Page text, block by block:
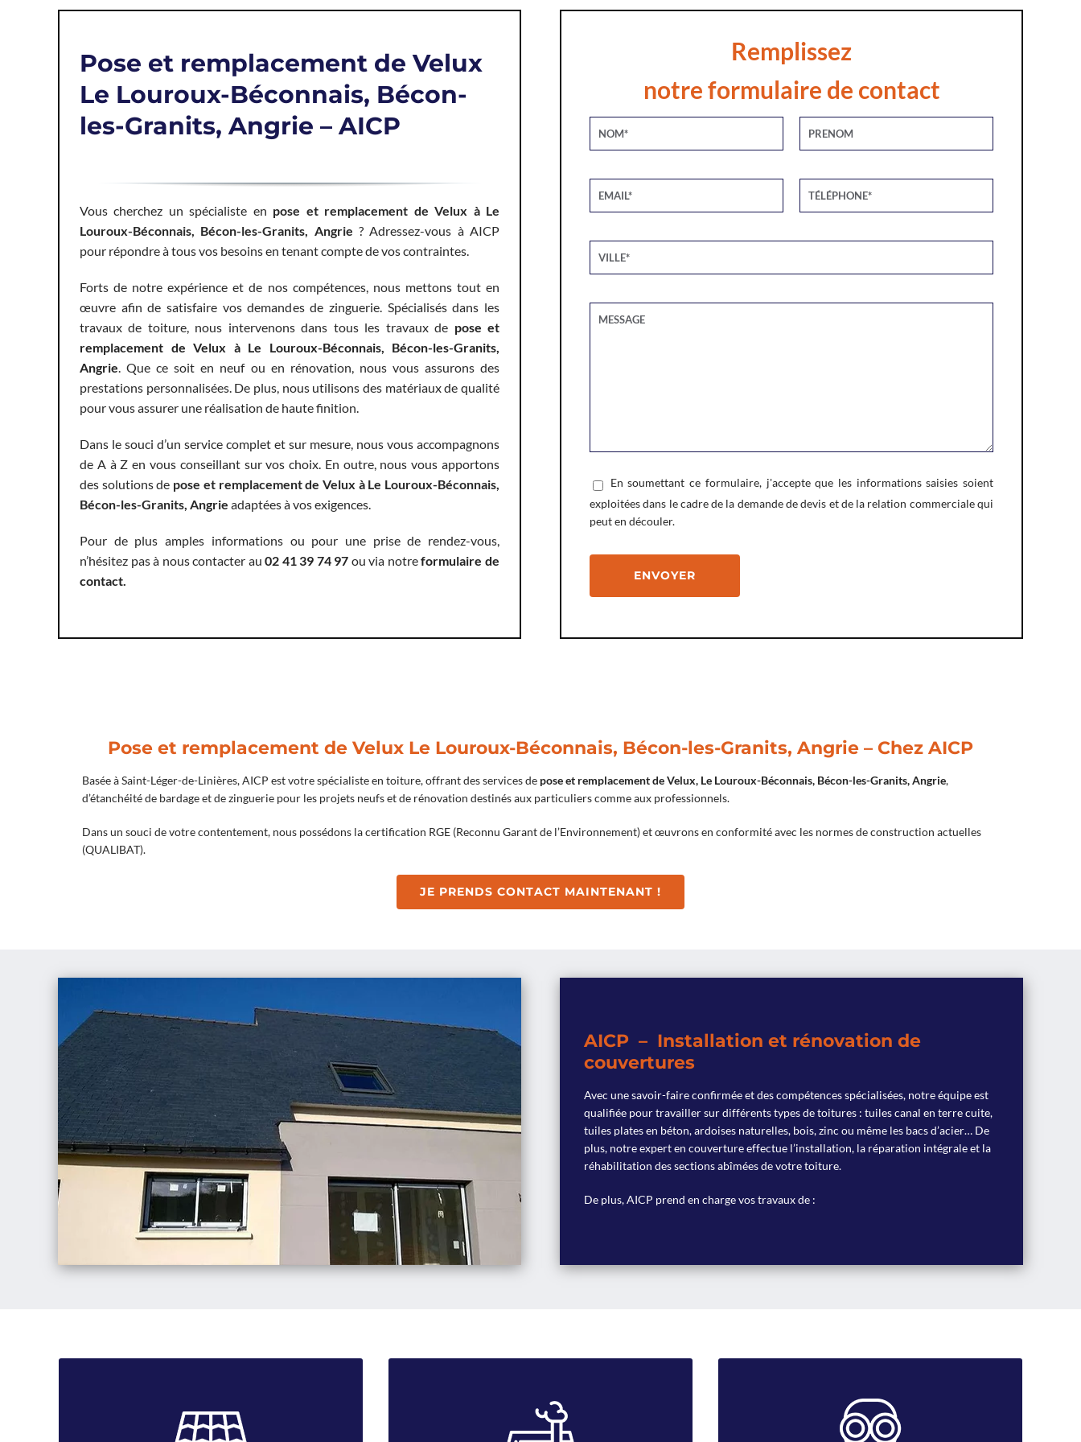
Pose et remplacement de Velux
Le Louroux-Béconnais, Bécon-
les-Granits, Angrie – AICP
Vous cherchez un spécialiste en pose et remplacement de Velux à Le
Louroux-Béconnais, Bécon-les-Granits, Angrie ? Adressez-vous à AICP
pour répondre à tous vos besoins en tenant compte de vos contraintes.
Forts de notre expérience et de nos compétences, nous mettons tout en
œuvre afin de satisfaire vos demandes de zinguerie. Spécialisés dans les
travaux de toiture, nous intervenons dans tous les travaux de pose et
remplacement de Velux à Le Louroux-Béconnais, Bécon-les-Granits,
Angrie. Que ce soit en neuf ou en rénovation, nous vous assurons des
prestations personnalisées. De plus, nous utilisons des matériaux de qualité
pour vous assurer une réalisation de haute finition.
Dans le souci d’un service complet et sur mesure, nous vous accompagnons
de A à Z en vous conseillant sur vos choix. En outre, nous vous apportons
des solutions de pose et remplacement de Velux à Le Louroux-Béconnais,
Bécon-les-Granits, Angrie adaptées à vos exigences.
Pour de plus amples informations ou pour une prise de rendez-vous,
n’hésitez pas à nous contacter au02 41 39 74 97 ou via notreformulaire de
contact.
Remplissez
notre formulaire de contact
En soumettant ce formulaire, j'accepte que les informations saisies soient
exploitées dans le cadre de la demande de devis et de la relation commerciale qui
peut en découler.
Pose et remplacement de Velux Le Louroux-Béconnais, Bécon-les-Granits, Angrie – Chez AICP
Basée à Saint-Léger-de-Linières, AICP est votre spécialiste en toiture, offrant des services de pose et remplacement de Velux, Le Louroux-Béconnais, Bécon-les-Granits, Angrie,
d’étanchéité de bardage et de zinguerie pour les projets neufs et de rénovation destinés aux particuliers comme aux professionnels.
Dans un souci de votre contentement, nous possédons la certification RGE (Reconnu Garant de l’Environnement) et œuvrons en conformité avec les normes de construction actuelles
(QUALIBAT).
JE PRENDS CONTACT MAINTENANT !
AICP – Installation et rénovation de
couvertures
Avec une savoir-faire confirmée et des compétences spécialisées, notre équipe est
qualifiée pour travailler sur différents types de toitures : tuiles canal en terre cuite,
tuiles plates en béton, ardoises naturelles, bois, zinc ou même les bacs d’acier… De
plus, notre expert en couverture effectue l’installation, la réparation intégrale et la
réhabilitation des sections abîmées de votre toiture.
De plus, AICP prend en charge vos travaux de :
Afin de garantir une durée de vie plus longue à votre
Ramonage cheminée
L’entreprise assure le ramonage et l’entretien de votre
Nous intervenons également dans les travaux de
désamiantage tout en respectant les normes de